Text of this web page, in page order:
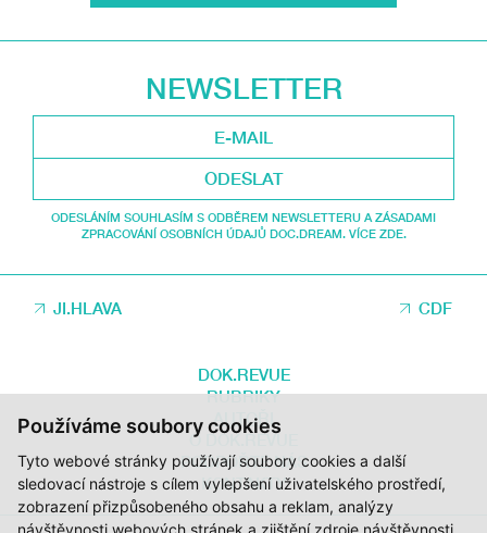
Používáme soubory cookies
Tyto webové stránky používají soubory cookies a další
sledovací nástroje s cílem vylepšení uživatelského prostředí,
zobrazení přizpůsobeného obsahu a reklam, analýzy
návštěvnosti webových stránek a zjištění zdroje návštěvnosti.
NEWSLETTER
ODESLAT
ODESLÁNÍM SOUHLASÍM S ODBĚREM NEWSLETTERU A ZÁSADAMI
ZPRACOVÁNÍ OSOBNÍCH ÚDAJŮ DOC.DREAM. VÍCE ZDE.
JI.HLAVA CDF
DOK.REVUE
RUBRIKY
AUTOŘI
O DOK.REVUE
PODPOŘTE NÁS
KONTAKTY